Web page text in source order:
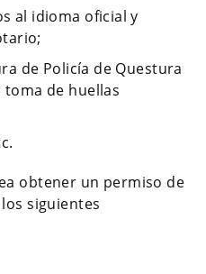
al idioma oficial y
de Policía de Questura
toma de huellas
obtener un permiso de
siguientes